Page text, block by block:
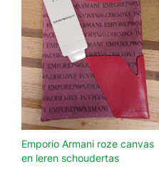
Emporio Armani roze canvas
en leren schoudertas